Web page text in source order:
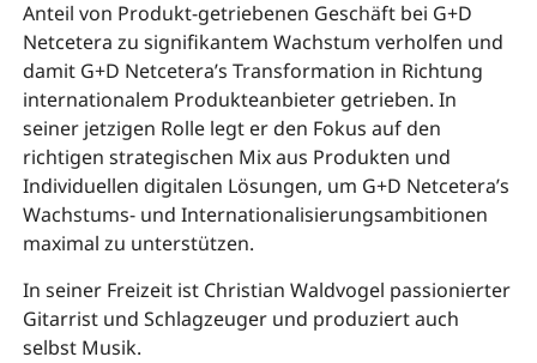
Anteil von Produkt-getriebenen Geschäft bei G+D
Netcetera zu signifikantem Wachstum verholfen und
damit G+D Netcetera’s Transformation in Richtung
internationalem Produkteanbieter getrieben. In
seiner jetzigen Rolle legt er den Fokus auf den
richtigen strategischen Mix aus Produkten und
Individuellen digitalen Lösungen, um G+D Netcetera’s
Wachstums- und Internationalisierungsambitionen
maximal zu unterstützen.
In seiner Freizeit ist Christian Waldvogel passionierter
Gitarrist und Schlagzeuger und produziert auch
selbst Musik.